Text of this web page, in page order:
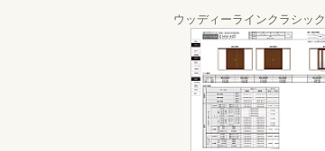
ウッディーラインクラシック